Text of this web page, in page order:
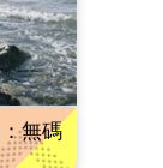
無碼